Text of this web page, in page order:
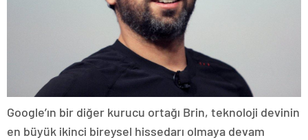
Google’ın bir diğer kurucu ortağı Brin, teknoloji devinin
en büyük ikinci bireysel hissedarı olmaya devam